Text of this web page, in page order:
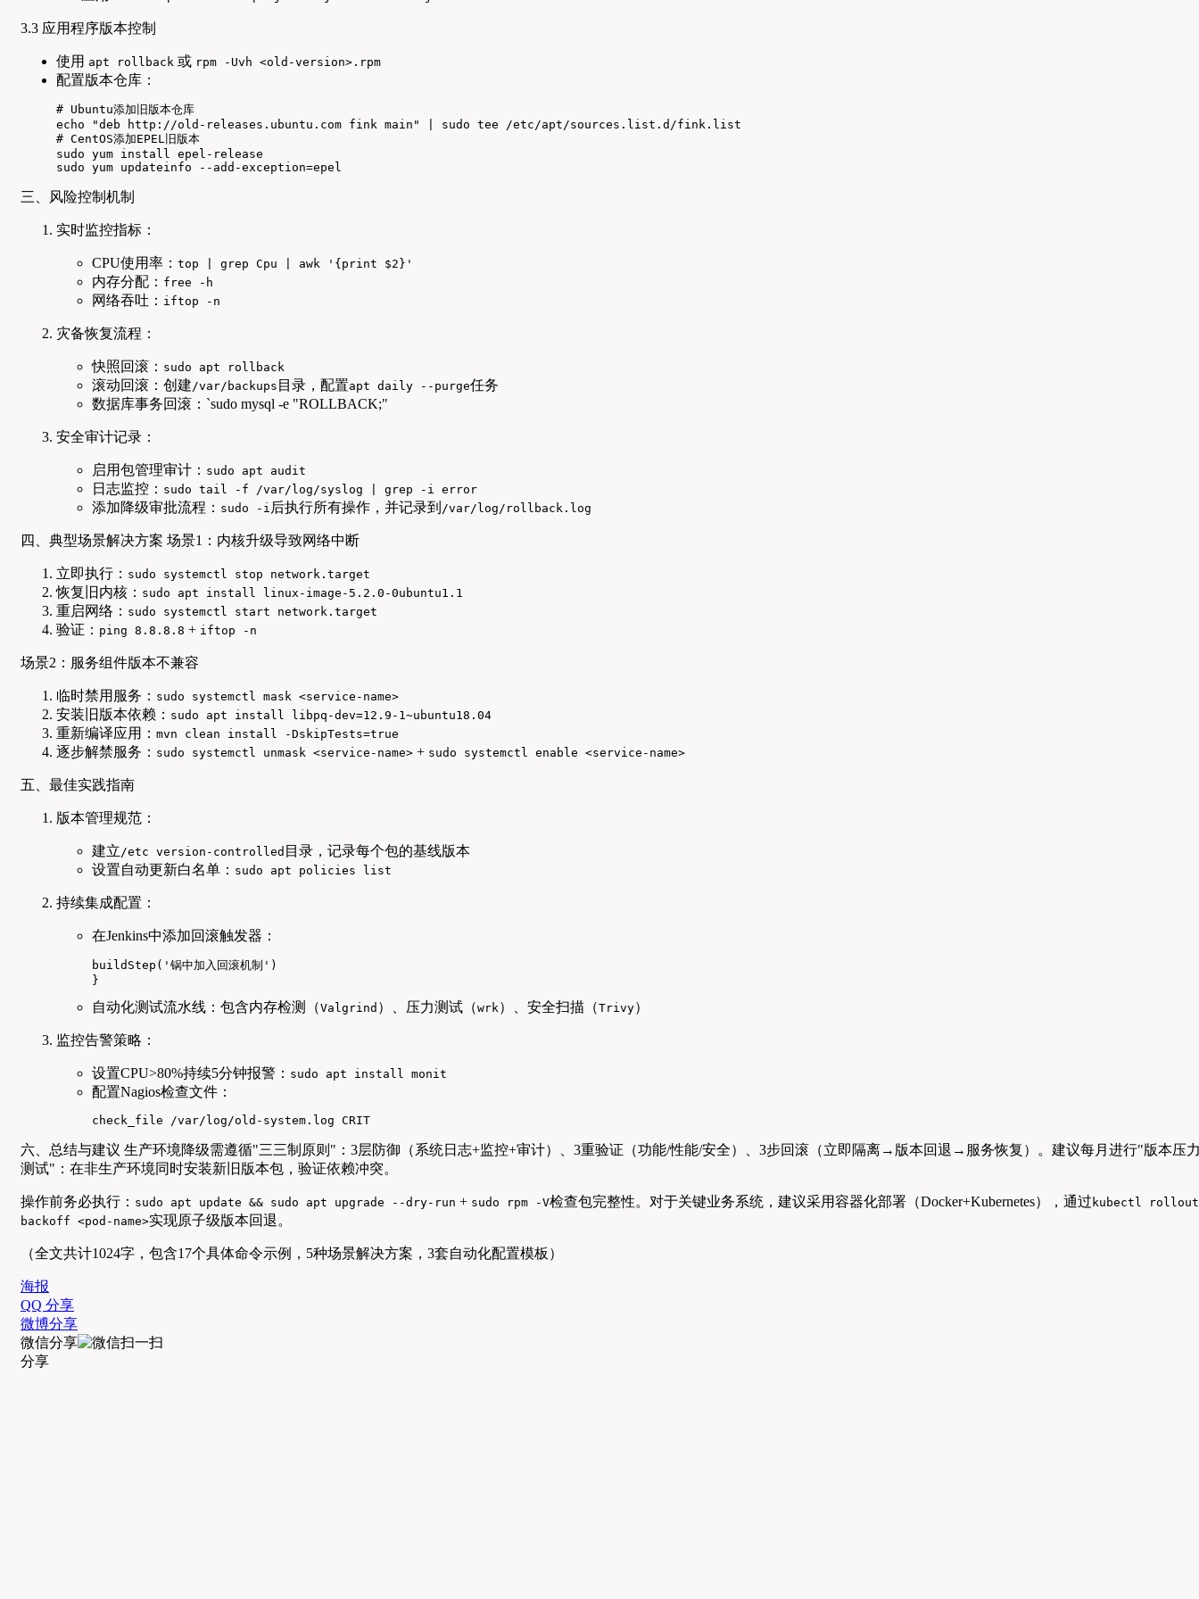
3.3 应用程序版本控制
使用 apt rollback 或 rpm -Uvh <old-version>.rpm
配置版本仓库：
# Ubuntu添加旧版本仓库
echo "deb http://old-releases.ubuntu.com fink main" | sudo tee /etc/apt/sources.list.d/fink.list
# CentOS添加EPEL旧版本
sudo yum install epel-release
sudo yum updateinfo --add-exception=epel
三、风险控制机制
实时监控指标：
CPU使用率： top | grep Cpu | awk '{print $2}'
内存分配： free -h
网络吞吐： iftop -n
灾备恢复流程：
快照回滚： sudo apt rollback
滚动回滚：创建 /var/backups 目录，配置apt daily --purge任务
数据库事务回滚：`sudo mysql -e "ROLLBACK;"
安全审计记录：
启用包管理审计： sudo apt audit
日志监控： sudo tail -f /var/log/syslog | grep -i error
添加降级审批流程： sudo -i 后执行所有操作，并记录到 /var/log/rollback.log
四、典型场景解决方案 场景1：内核升级导致网络中断
立即执行： sudo systemctl stop network.target
恢复旧内核： sudo apt install linux-image-5.2.0-0ubuntu1.1
重启网络： sudo systemctl start network.target
验证： ping 8.8.8.8 + iftop -n
场景2：服务组件版本不兼容
临时禁用服务： sudo systemctl mask <service-name>
安装旧版本依赖： sudo apt install libpq-dev=12.9-1~ubuntu18.04
重新编译应用： mvn clean install -DskipTests=true
逐步解禁服务： sudo systemctl unmask <service-name> + sudo systemctl enable <service-name>
五、最佳实践指南
版本管理规范：
建立 /etc version-controlled 目录，记录每个包的基线版本
设置自动更新白名单： sudo apt policies list
持续集成配置：
在Jenkins中添加回滚触发器：
buildStep('锅中加入回滚机制')
}
自动化测试流水线：包含内存检测（Valgrind ）、压力测试（wrk ）、安全扫描（Trivy）
监控告警策略：
设置CPU>80%持续5分钟报警： sudo apt install monit
配置Nagios检查文件：
check_file /var/log/old-system.log CRIT
六、总结与建议 生产环境降级需遵循"三三制原则"：3层防御（系统日志+监控+审计）、3重验证（功能/性能/安全）、3步回滚（立即隔离→版本回退→服务恢复）。建议每月进行"版本压
测试"：在非生产环境同时安装新旧版本包，验证依赖冲突。
操作前务必执行： sudo apt update && sudo apt upgrade --dry-run + sudo rpm -V检查包完整性。对于关键业务系统，建议采用容器化部署（Docker+Kubernetes），通过 kubectl rollout
backoff <pod-name>实现原子级版本回退。
（全文共计1024字，包含17个具体命令示例，5种场景解决方案，3套自动化配置模板）
海报
QQ 分享
微博分享
微信分享
分享